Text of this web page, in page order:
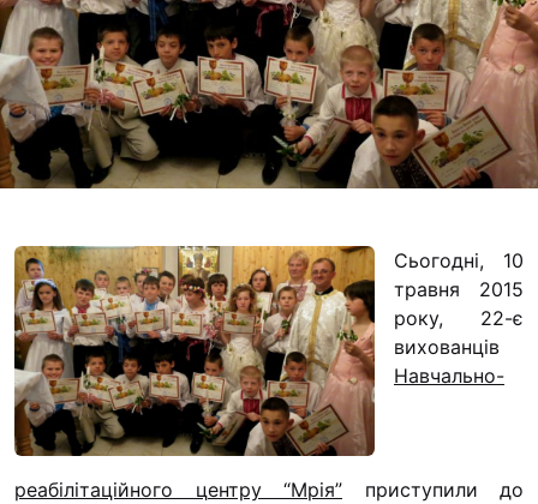
Проекти
Футбольна команда
Кулінарний гурток
Іконописна школа
“Капеланчики”
Одна церква – одна
одна родина
Чемпіонат з міні-
“КОПА”
Як допомогти
Ми помолимося
З рук в руки
Сьогодні, 10
травня 2015
року, 22-є
вихованців
Навчально-
реабілітаційного центру “Мрія” приступили до